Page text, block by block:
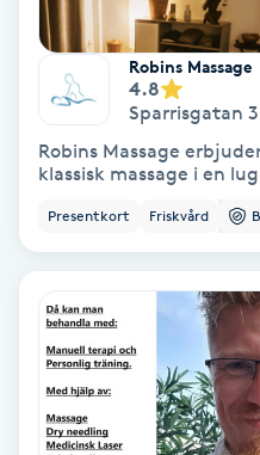
Gruppträning
Gua Sha-massage
Hatha Yoga
Headspa
Healing
Herrklippning
Robins Massage
4.8
Sparrisgatan
Robins Massage
klassisk massage i en
Presentkort Friskvård